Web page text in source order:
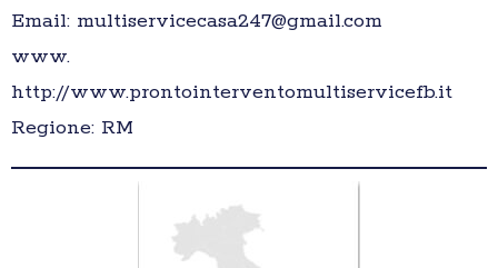
Email: multiservicecasa247@gmail.com
www.
http://www.prontointerventomultiservicefb.it
Regione: RM